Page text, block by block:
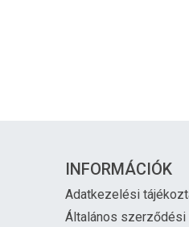
INFORMÁCIÓK
Adatkezelési
Általános